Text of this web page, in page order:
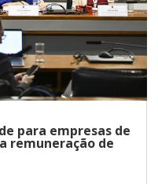
para empresas de
remuneração de